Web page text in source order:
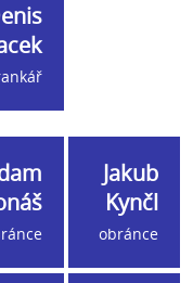
Jakub
Kynčl
obránce